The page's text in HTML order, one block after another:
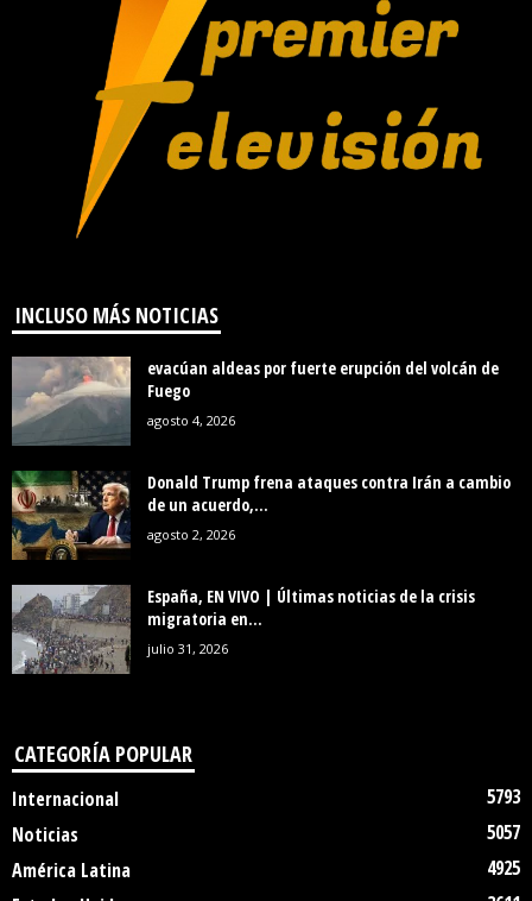
INCLUSO MÁS NOTICIAS
evacúan aldeas por fuerte erupción del volcán de
Fuego
agosto 4, 2026
Donald Trump frena ataques contra Irán a cambio
de un acuerdo,...
agosto 2, 2026
España, EN VIVO | Últimas noticias de la crisis
migratoria en...
julio 31, 2026
CATEGORÍA POPULAR
Internacional
5793
Noticias
5057
América Latina
4925